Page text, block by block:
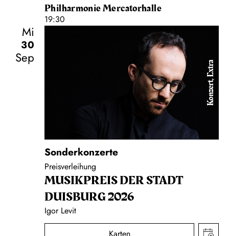
Philharmonie Mercatorhalle
19:30
Mi
30
Sep
Konzert, Extra
Sonderkonzerte
Preisverleihung
MUSIK­PREIS DER STADT
DUISBURG 2026
Igor Levit
Karten